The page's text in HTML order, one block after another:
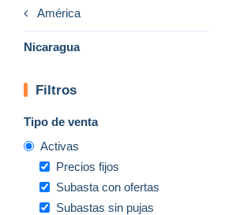
América
Nicaragua
Filtros
Tipo de venta
Activas
Precios fijos
Subasta con ofertas
Subastas sin pujas